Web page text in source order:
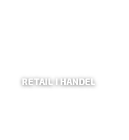
RETAIL I HANDEL